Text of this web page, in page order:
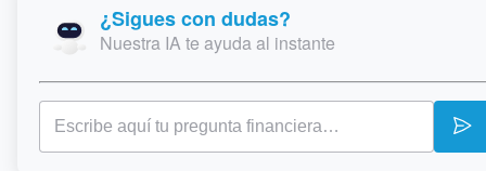
¿Sigues con dudas?
Nuestra IA te ayuda al instante